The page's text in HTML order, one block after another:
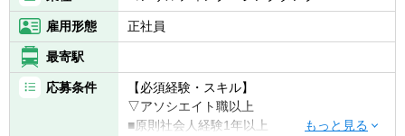
雇用形態 正社員
最寄駅
応募条件
【必須経験・スキル】
▽アソシエイト職以上
■原則社会人経験1年以上